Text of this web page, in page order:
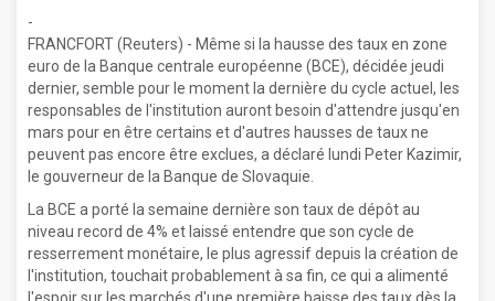
-
FRANCFORT (Reuters) - Même si la hausse des taux en zone
euro de la Banque centrale européenne (BCE), décidée jeudi
dernier, semble pour le moment la dernière du cycle actuel, les
responsables de l'institution auront besoin d'attendre jusqu'en
mars pour en être certains et d'autres hausses de taux ne
peuvent pas encore être exclues, a déclaré lundi Peter Kazimir,
le gouverneur de la Banque de Slovaquie.
La BCE a porté la semaine dernière son taux de dépôt au
niveau record de 4% et laissé entendre que son cycle de
resserrement monétaire, le plus agressif depuis la création de
l'institution, touchait probablement à sa fin, ce qui a alimenté